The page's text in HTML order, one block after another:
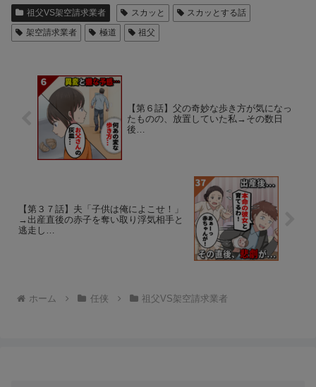
祖父VS架空請求業者 スカッと
スカッとする話
架空請求業者
極道 祖父
【第６話】父の奇妙な歩き方が気になっ
たものの、放置していた私→その数日
後…
【第３７話】夫「子供は俺によこせ！」
→出産直後の赤子を奪い取り浮気相手と
逃走し…
ホーム 任侠 祖父VS架空請求業者